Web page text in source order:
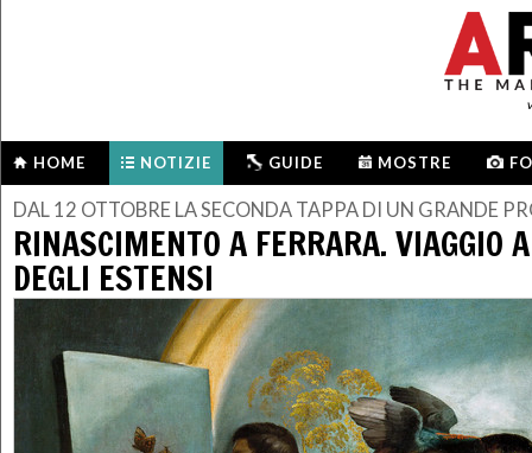
HOME NOTIZIE GUIDE MOSTRE
DAL 12 OTTOBRE LA SECONDA TAPPA DI UN GRANDE
RINASCIMENTO A FERRARA. VIAGGIO
DEGLI ESTENSI